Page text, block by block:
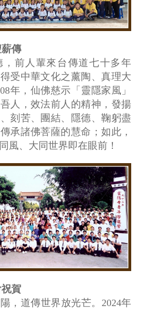
傳
，前人輩來台傳道七十多年
受中華文化之薰陶、真理大
年，仙佛慈示「靈隱家風」
人，效法前人的精神，發揚
、刻苦、團結、隱德、鞠躬盡
承諸佛菩薩的慧命；如此，
風、大同世界即在眼前！
賀
，道傳世界放光芒。2024年